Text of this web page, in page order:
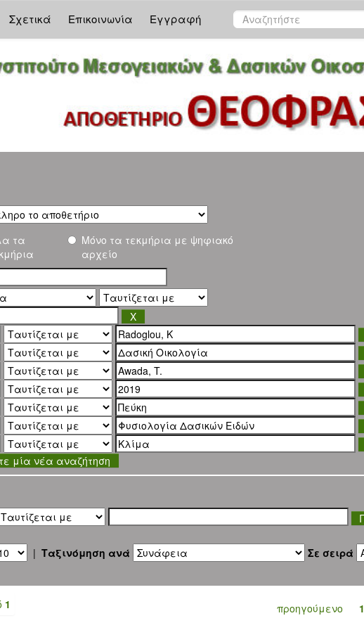
Σχετικά Επικοινωνία Εγγραφή
τα
Μόνο τα τεκμήρια με ψηφιακό
αρχείο
μία νέα αναζήτηση
| Ταξινόμηση ανά Σε σειρά
1 προηγούμενο 1